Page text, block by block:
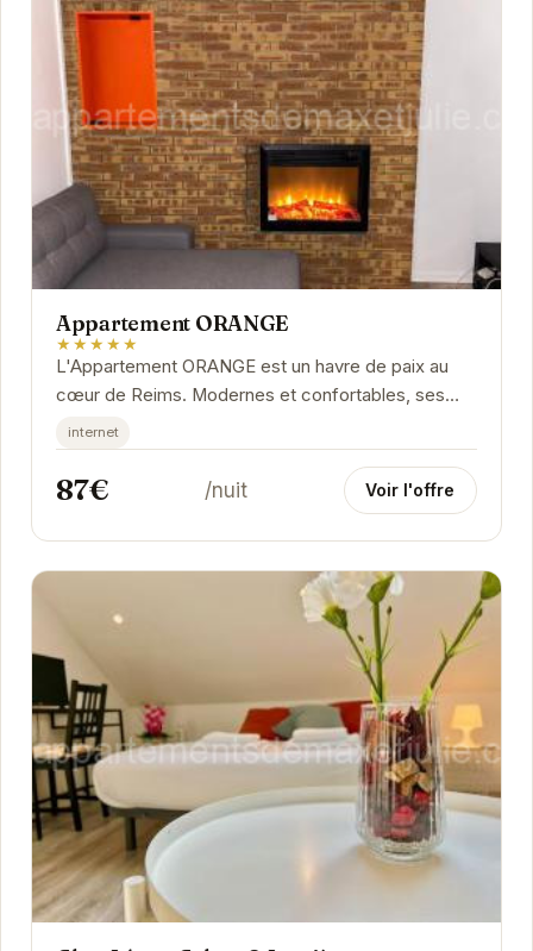
Appartement ORANGE
★★★★★
L'Appartement ORANGE est un havre de paix au
cœur de Reims. Modernes et confortables, ses
intérieurs offrent une expérience de séjour...
internet
87€ /nuit Voir l'offre